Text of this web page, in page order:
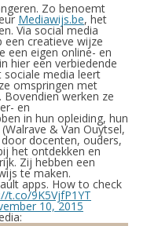
Zo benoemt
Mediawijs.be, het
Via social media
een creatieve wijze
een eigen online- en
hier een verbiedende
media leert
omspringen met
werken ze
en
in hun opleiding, hun
& Van Ouytsel,
docenten, ouders,
het ontdekken en
Zij hebben een
te maken.
apps. How to check
t.co/9K5VjfP1YT
10, 2015